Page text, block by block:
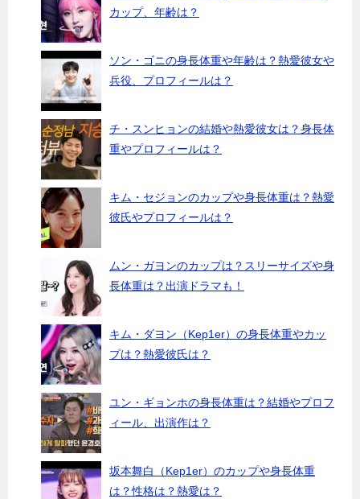
カップ、年齢は？
ソン・ゴニの身長体重や年齢は？熱愛彼女や
兵役、プロフィールは？
チ・スンヒョンの結婚や熱愛彼女は？身長体
重やプロフィールは？
キム・セジョンのカップや身長体重は？熱愛
彼氏やプロフィールは？
ムン・ガヨンのカップは？スリーサイズや身
長体重は？出演ドラマも！
キム・ダヨン（Kep1er）の身長体重やカッ
プは？熱愛彼氏は？
ユン・ギョンホの身長体重は？結婚やプロフ
ィール、出演作は？
坂本舞白（Kep1er）のカップや身長体重
は？性格は？熱愛は？